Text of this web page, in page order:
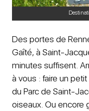
Des portes de
Gaîté, à Saint-
minutes suffisent.
à vous : faire un
du Parc de Saint-
oiseaux. Ou encore